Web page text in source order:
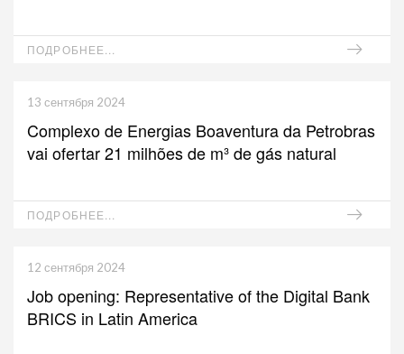
ПОДРОБНЕЕ...
13 сентября 2024
Complexo de Energias Boaventura da Petrobras
vai ofertar 21 milhões de m³ de gás natural
ПОДРОБНЕЕ...
12 сентября 2024
Job opening: Representative of the Digital Bank
BRICS in Latin America